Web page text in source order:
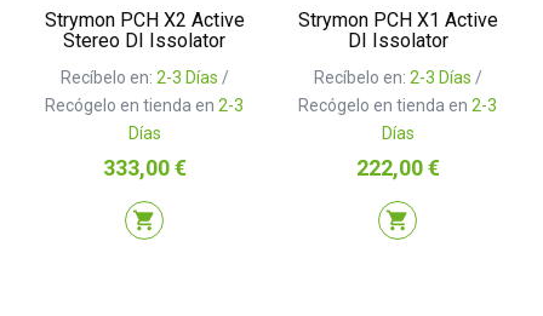
Strymon PCH X2 Active
Stereo DI Issolator
Recíbelo en: 2-3 Días /
Recógelo en tienda en 2-3
Días
Precio
333,00 €
shopping_cart
Strymon PCH X1 Active
DI Issolator
Recíbelo en: 2-3 Días /
Recógelo en tienda en 2-3
Días
Precio
222,00 €
shopping_cart